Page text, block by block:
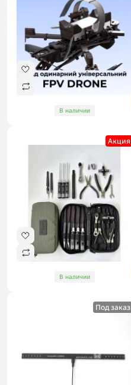
В наличии
Акция
В наличии
Под заказ